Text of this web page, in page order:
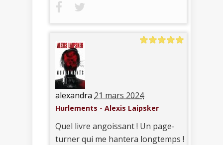
alexandra 21 mars 2024
Hurlements - Alexis Laipsker
Quel livre angoissant ! Un page-
turner qui me hantera longtemps !